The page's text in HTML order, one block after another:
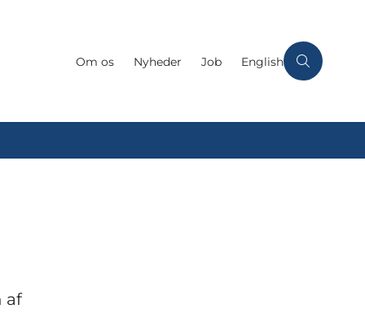
Om os Nyheder Job English
af